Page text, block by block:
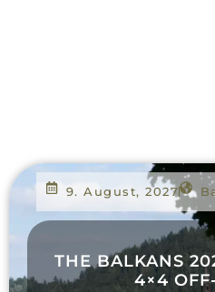
9. August, 2027
THE BALKANS
4×4